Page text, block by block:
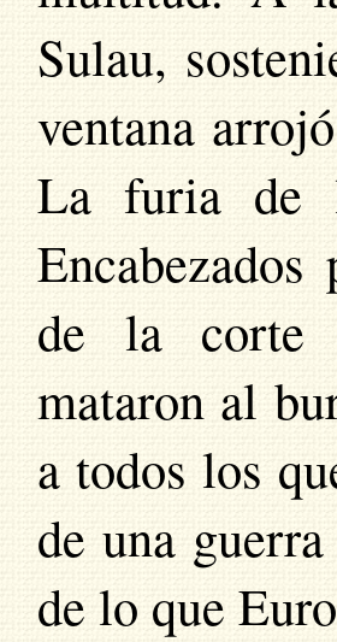
Sulau,
ventana
La furia de
de la corte
mataron al
a todos los
de una
de lo que